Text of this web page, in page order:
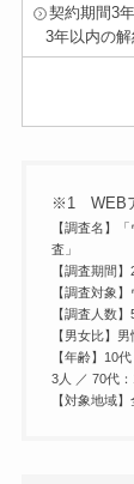
契約期間3年
3年以内の解
※1 WEB
【調査名】
査」
【調査期間
【調査対象
【調査人数】
【男女比】
【年齢】10
3人 ／ 70代：
【対象地域】